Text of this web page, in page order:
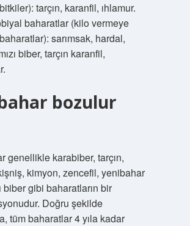
tarçın, karanfil, ıhlamur.
baharatlar (kilo vermeye
sarımsak, hardal,
biber, tarçın karanfil,
bozulur
genellikle karabiber, tarçın,
kimyon, zencefil, yenibahar
biber gibi baharatların bir
Doğru şekilde
tüm baharatlar 4 yıla kadar